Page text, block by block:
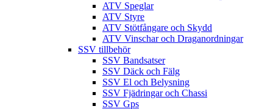
ATV Speglar
ATV Styre
ATV Stötfångare och Skydd
ATV Vinschar och Draganordningar
SSV tillbehör
SSV Bandsatser
SSV Däck och Fälg
SSV El och Belysning
SSV Fjädringar och Chassi
SSV Gps